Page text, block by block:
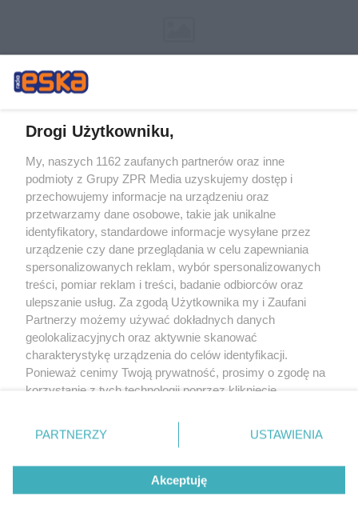
Żaden utwór zamieszczony w serwisie nie może być powielany i
rozpowszechniany lub dalej rozpowszechniany w jakikolwiek sposób (w
tym także elektroniczny lub mechaniczny) na jakimkolwiek polu
eksploatacji w jakiejkolwiek formie, włącznie z umieszczaniem w Internecie
bez pisemnej zgody właściciela praw. Jakiekolwiek użycie lub
wykorzystanie utworów w całości lub w części z naruszeniem prawa, tzn.
bez właściwej zgody, jest zabronione pod groźbą kary i może być ścigane
prawnie.
O nas
Drogi Użytkowniku,
My, naszych 1162 zaufanych partnerów oraz inne
podmioty z Grupy ZPR Media uzyskujemy dostęp i
przechowujemy informacje na urządzeniu oraz
przetwarzamy dane osobowe, takie jak unikalne
identyfikatory, standardowe informacje wysyłane przez
urządzenie czy dane przeglądania w celu zapewniania
spersonalizowanych reklam, wybór spersonalizowanych
treści, pomiar reklam i treści, badanie odbiorców oraz
ulepszanie usług. Za zgodą Użytkownika my i Zaufani
Partnerzy możemy używać dokładnych danych
geolokalizacyjnych oraz aktywnie skanować
charakterystykę urządzenia do celów identyfikacji.
Ponieważ cenimy Twoją prywatność, prosimy o zgodę na
korzystanie z tych technologii poprzez kliknięcie
zmienić/wycofać klikając przycisk ustawień prywatności
znajdujący się w lewym dolnym rogu strony
rodzaje przetwarzania danych nie wymagają zgody
użytkownika, ale masz prawo sprzeciwić się takiemu
przetwarzaniu. Preferencje będą miały zastosowanie tylko
PARTNERZY USTAWIENIA
Akceptuję